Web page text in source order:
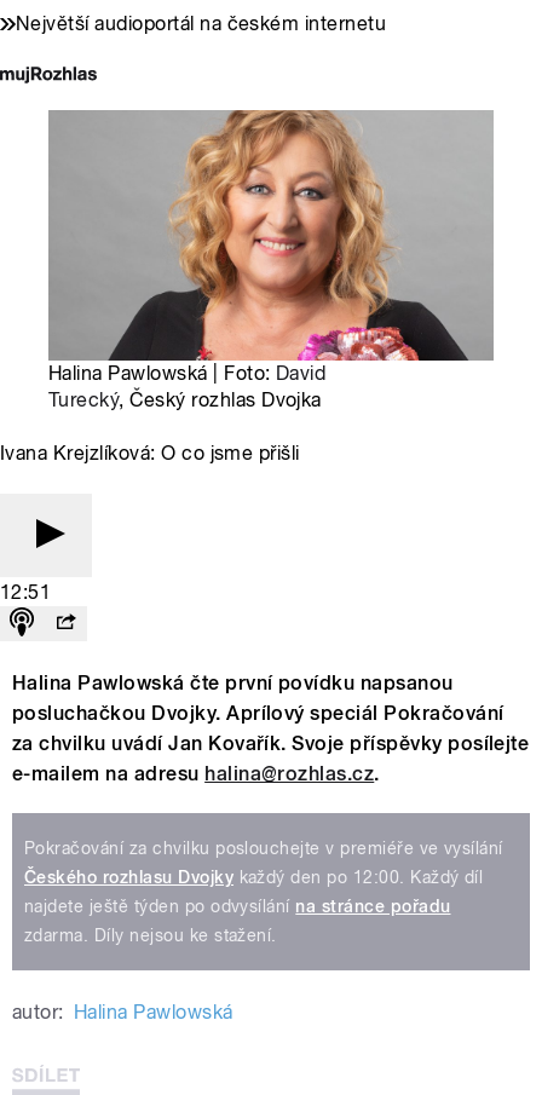
Největší audioportál na českém internetu
Halina Pawlowská | Foto: David
Turecký, Český rozhlas Dvojka
Ivana Krejzlíková: O co jsme přišli
12:51
Halina Pawlowská čte první povídku napsanou
posluchačkou Dvojky. Aprílový speciál Pokračování
za chvilku uvádí Jan Kovařík. Svoje příspěvky posílejte
e-mailem na adresu halina@rozhlas.cz.
Pokračování za chvilku poslouchejte v premiéře ve vysílání
Českého rozhlasu Dvojky každý den po 12:00. Každý díl
najdete ještě týden po odvysílání na stránce pořadu
zdarma. Díly nejsou ke stažení.
autor: Halina Pawlowská